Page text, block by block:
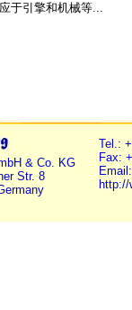
于引擎和机械等...
& Co. KG
Str. 8
Tel.:
Fax:
http://